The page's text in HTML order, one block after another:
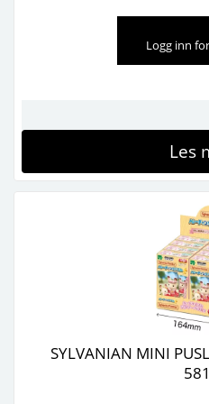
Logg inn
Les
SYLVANIAN MINI